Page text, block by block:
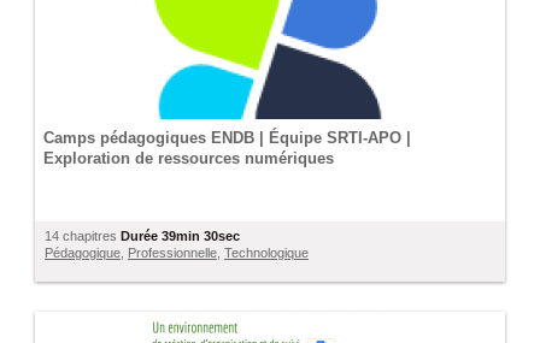
Camps pédagogiques ENDB | Équipe SRTI-APO |
Exploration de ressources numériques
14 chapitres Durée 39min 30sec
Pédagogique Professionnelle Technologique